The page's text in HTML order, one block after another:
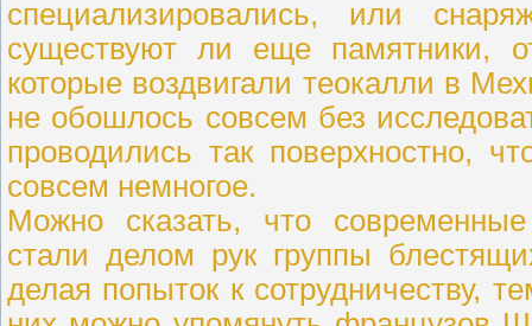
специализировались, или
существуют ли еще памятники,
которые воздвигали теокалли в
не обошлось совсем без
проводились так поверхностно,
совсем немногое.
Можно сказать, что
стали делом рук группы
делая попыток к сотрудничеству,